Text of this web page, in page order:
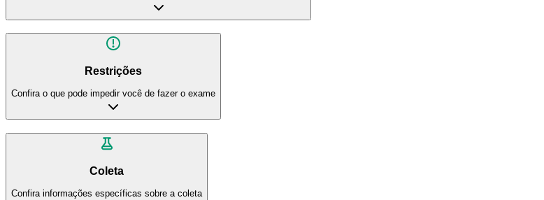
Restrições
Confira o que pode impedir você de fazer o exame
Coleta
Confira informações específicas sobre a coleta